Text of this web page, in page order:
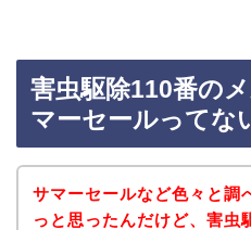
害虫駆除110番の
マーセールってな
サマーセールなど色々と調
っと思ったんだけど、害虫